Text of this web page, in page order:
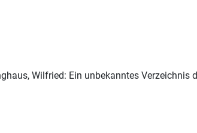
Wilfried: Ein unbekanntes Verzeichnis